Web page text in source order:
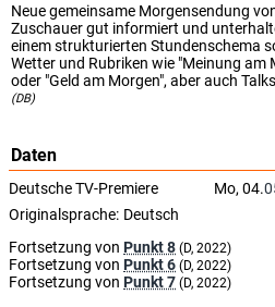
Neue gemeinsame Morgensendung
Zuschauer gut informiert und
einem strukturierten Stundenschema
Wetter und Rubriken wie "Meinung am
oder "Geld am Morgen", aber auch
(DB)
Daten
Deutsche TV-Premiere Mo, 04.
Originalsprache: Deutsch
Fortsetzung von Punkt 8 (D, 2022)
Fortsetzung von Punkt 6 (D, 2022)
Fortsetzung von Punkt 7 (D, 2022)